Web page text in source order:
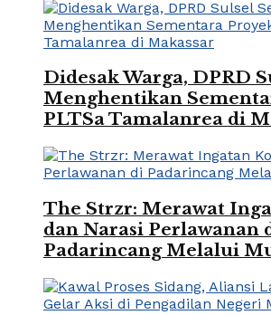
Didesak Warga, DPRD
Menghentikan
PLTSa Tamalanrea di
The Strzr: Merawat
dan Narasi Perlawanan
Padarincang Melalui